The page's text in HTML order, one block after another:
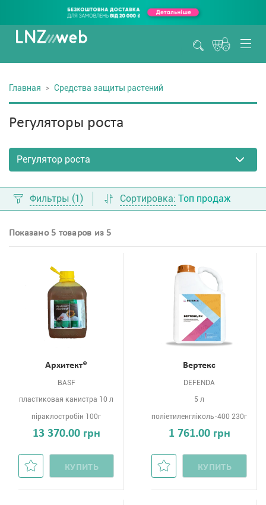
Главная Средства защиты растений
Регуляторы роста
Фильтры (1) Сортировка: Топ продаж
Показано 5 товаров из 5
Архитект®
BASF
пластиковая канистра 10 л
піраклостробін 100г
13 370.00 грн
КУПИТЬ
Вертекс
DEFENDA
5 л
поліетиленгліколь-400 230г
1 761.00 грн
КУПИТЬ